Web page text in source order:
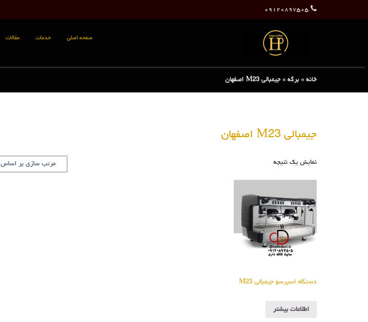
۰۹۱۲۰۸۹۷۵۰۵
صفحه اصلی خدمات مقالات
خانه » برگه » جیمبالی M23 اصفهان
جیمبالی M23 اصفهان
نمایش یک نتیجه
دستگاه اسپرسو جیمبالی M23
اطلاعات بیشتر